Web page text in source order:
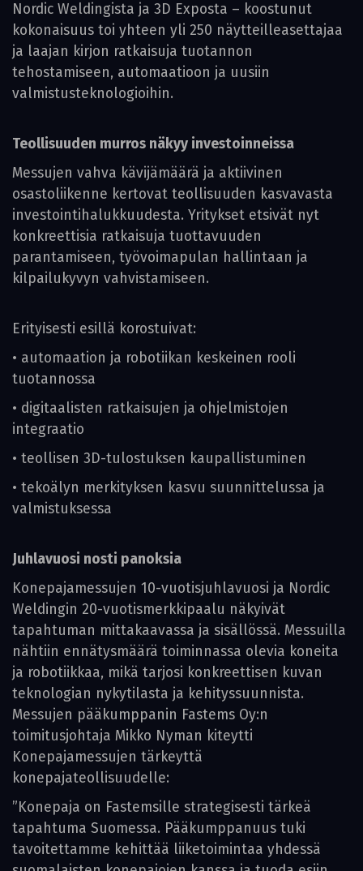
Nordic Weldingista ja 3D Exposta – koostunut
kokonaisuus toi yhteen yli 250 näytteilleasettajaa
ja laajan kirjon ratkaisuja tuotannon
tehostamiseen, automaatioon ja uusiin
valmistusteknologioihin.
Teollisuuden murros näkyy investoinneissa
Messujen vahva kävijämäärä ja aktiivinen
osastoliikenne kertovat teollisuuden kasvavasta
investointihalukkuudesta. Yritykset etsivät nyt
konkreettisia ratkaisuja tuottavuuden
parantamiseen, työvoimapulan hallintaan ja
kilpailukyvyn vahvistamiseen.
Erityisesti esillä korostuivat:
• automaation ja robotiikan keskeinen rooli
tuotannossa
• digitaalisten ratkaisujen ja ohjelmistojen
integraatio
• teollisen 3D-tulostuksen kaupallistuminen
• tekoälyn merkityksen kasvu suunnittelussa ja
valmistuksessa
Juhlavuosi nosti panoksia
Konepajamessujen 10-vuotisjuhlavuosi ja Nordic
Weldingin 20-vuotismerkkipaalu näkyivät
tapahtuman mittakaavassa ja sisällössä. Messuilla
nähtiin ennätysmäärä toiminnassa olevia koneita
ja robotiikkaa, mikä tarjosi konkreettisen kuvan
teknologian nykytilasta ja kehityssuunnista.
Messujen pääkumppanin Fastems Oy:n
toimitusjohtaja Mikko Nyman kiteytti
Konepajamessujen tärkeyttä
konepajateollisuudelle:
”Konepaja on Fastemsille strategisesti tärkeä
tapahtuma Suomessa. Pääkumppanuus tuki
tavoitettamme kehittää liiketoimintaa yhdessä